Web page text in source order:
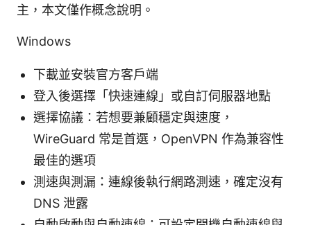
主，本文僅作概念說明。
Windows
下載並安裝官方客戶端
登入後選擇「快速連線」或自訂伺服器地點
選擇協議：若想要兼顧穩定與速度，
WireGuard 常是首選，OpenVPN 作為兼容性
最佳的選項
測速與測漏：連線後執行網路測速，確定沒有
DNS 泄露